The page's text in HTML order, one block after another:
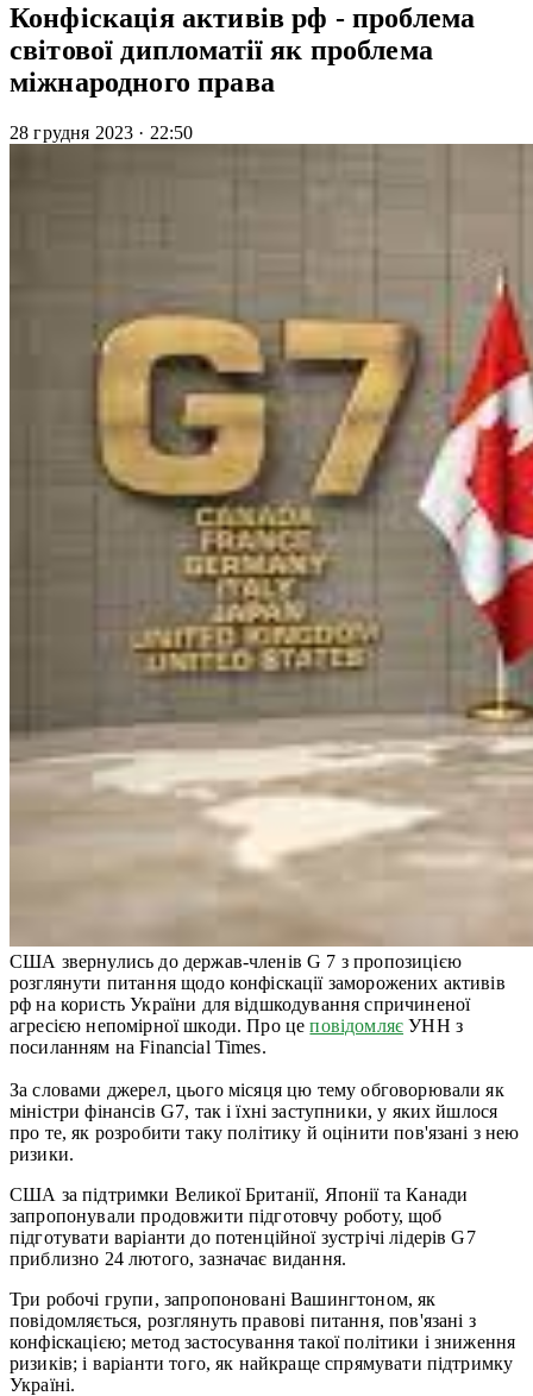
Конфіскація активів рф - проблема
світової дипломатії як проблема
міжнародного права
28 грудня 2023 · 22:50
США звернулись до держав-членів G 7 з пропозицією
розглянути питання щодо конфіскації заморожених активів
рф на користь України для відшкодування спричиненої
агресією непомірної шкоди. Про цеповідомляє УНН з
посиланням на Financial Times.
За словами джерел, цього місяця цю тему обговорювали як
міністри фінансів G7, так і їхні заступники, у яких йшлося
про те, як розробити таку політику й оцінити пов'язані з нею
ризики.
США за підтримки Великої Британії, Японії та Канади
запропонували продовжити підготовчу роботу, щоб
підготувати варіанти до потенційної зустрічі лідерів G7
приблизно 24 лютого, зазначає видання.
Три робочі групи, запропоновані Вашингтоном, як
повідомляється, розглянуть правові питання, пов'язані з
конфіскацією; метод застосування такої політики і зниження
ризиків; і варіанти того, як найкраще спрямувати підтримку
Україні.